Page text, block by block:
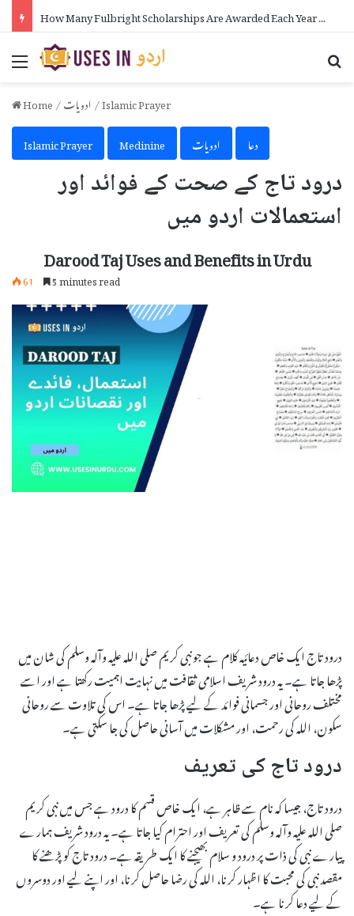
How to Make Money on Telegram in Urdu
Menu
Home/ادویات/Islamic Prayer
Islamic Prayer
Medinine ادویات دعا
درود تاج کے صحت کے فوائد اور
استعمالات اردو میں
Darood Taj Uses and Benefits in Urdu
61 5 minutes read
درود تاج ایک خاص دعائیہ کلام ہے جو نبی کریم صلی اللہ علیہ وآلہ وسلم کی شان میں
پڑھا جاتا ہے۔ یہ درود شریف اسلامی ثقافت میں نہایت اہمیت رکھتا ہے اور اسے
مختلف روحانی اور جسمانی فوائد کے لیے پڑھا جاتا ہے۔ اس کی تلاوت سے روحانی
سکون، اللہ کی رحمت، اور مشکلات میں آسانی حاصل کی جا سکتی ہے۔
درود تاج کی تعریف
درود تاج، جیسا کہ نام سے ظاہر ہے، ایک خاص قسم کا درود ہے جس میں نبی کریم
صلی اللہ علیہ وآلہ وسلم کی تعریف اور احترام کیا جاتا ہے۔ یہ درود شریف ہمارے
پیارے نبی کی ذات پر درود و سلام بھیجنے کا ایک طریقہ ہے۔ درود تاج کو پڑھنے کا
مقصد نبی کی محبت کا اظہار کرنا، اللہ کی رضا حاصل کرنا، اور اپنے لیے اور دوسروں
کے لیے دعا کرنا ہے۔